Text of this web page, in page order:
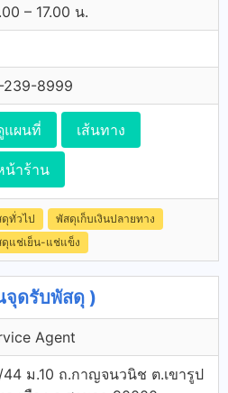
– 17.00 น.
239-8999
แผนที่ เส้นทาง
น้าร้าน
ทั่วไป
พัสดุเก็บเงินปลายทาง
แช่เย็น-แช่แข็ง
จุดรับพัสดุ )
Agent
ม.10 ถ.กาญจนวนิช ต.เขารูป